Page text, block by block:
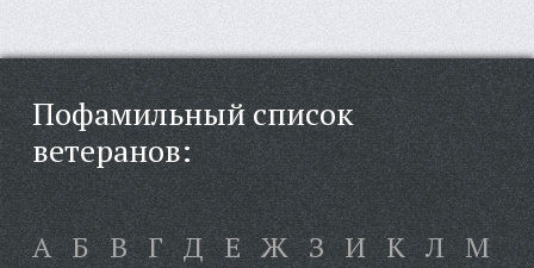
Пофамильный список
ветеранов:
А Б В Г Д Е Ж З И К Л М